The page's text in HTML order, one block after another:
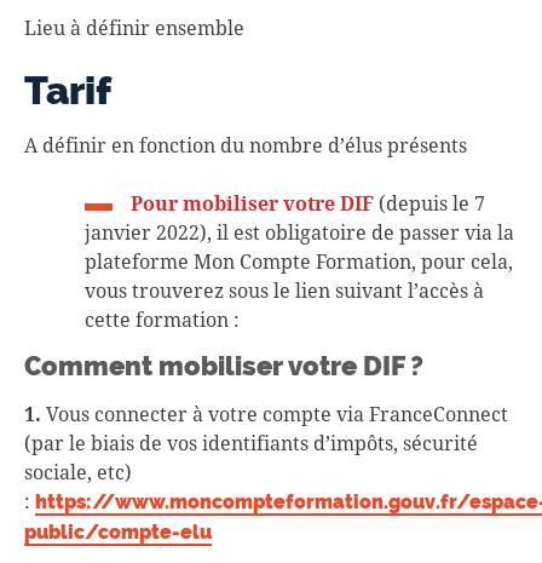
Lieu à définir ensemble
Tarif
A définir en fonction du nombre d’élus présents
Pour mobiliser votre DIF (depuis le 7
janvier 2022), il est obligatoire de passer via la
plateforme Mon Compte Formation, pour cela,
vous trouverez sous le lien suivant l’accès à
cette formation :
Comment mobiliser votre DIF ?
1. Vous connecter à votre compte via FranceConnect
(par le biais de vos identifiants d’impôts, sécurité
sociale, etc)
: https://www.moncompteformation.gouv.fr/
public/compte-elu